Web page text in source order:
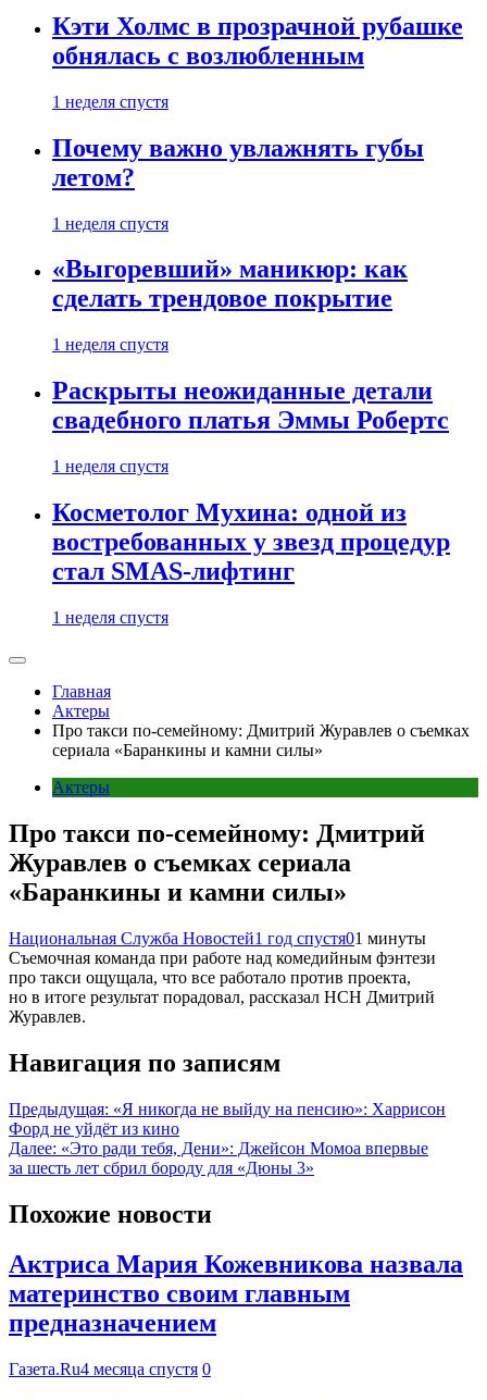
Кэти Холмс в прозрачной рубашке
обнялась с возлюбленным
1 неделя спустя
Почему важно увлажнять губы
летом?
1 неделя спустя
«Выгоревший» маникюр: как
сделать трендовое покрытие
1 неделя спустя
Раскрыты неожиданные детали
свадебного платья Эммы Робертс
1 неделя спустя
Косметолог Мухина: одной из
востребованных у звезд процедур
стал SMAS-лифтинг
1 неделя спустя
Главная
Актеры
Про такси по-семейному: Дмитрий Журавлев о съемках
сериала «Баранкины и камни силы»
Актеры
Про такси по-семейному: Дмитрий
Журавлев о съемках сериала
«Баранкины и камни силы»
Национальная Служба Новостей1 год спустя01 минуты
Съемочная команда при работе над комедийным фэнтези
про такси ощущала, что все работало против проекта,
но в итоге результат порадовал, рассказал НСН Дмитрий
Журавлев.
Навигация по записям
Предыдущая: «Я никогда не выйду на пенсию»: Харрисон
Форд не уйдёт из кино
Далее: «Это ради тебя, Дени»: Джейсон Момоа впервые
за шесть лет сбрил бороду для «Дюны 3»
Похожие новости
Актриса Мария Кожевникова назвала
материнство своим главным
предназначением
Газета.Ru4 месяца спустя 0